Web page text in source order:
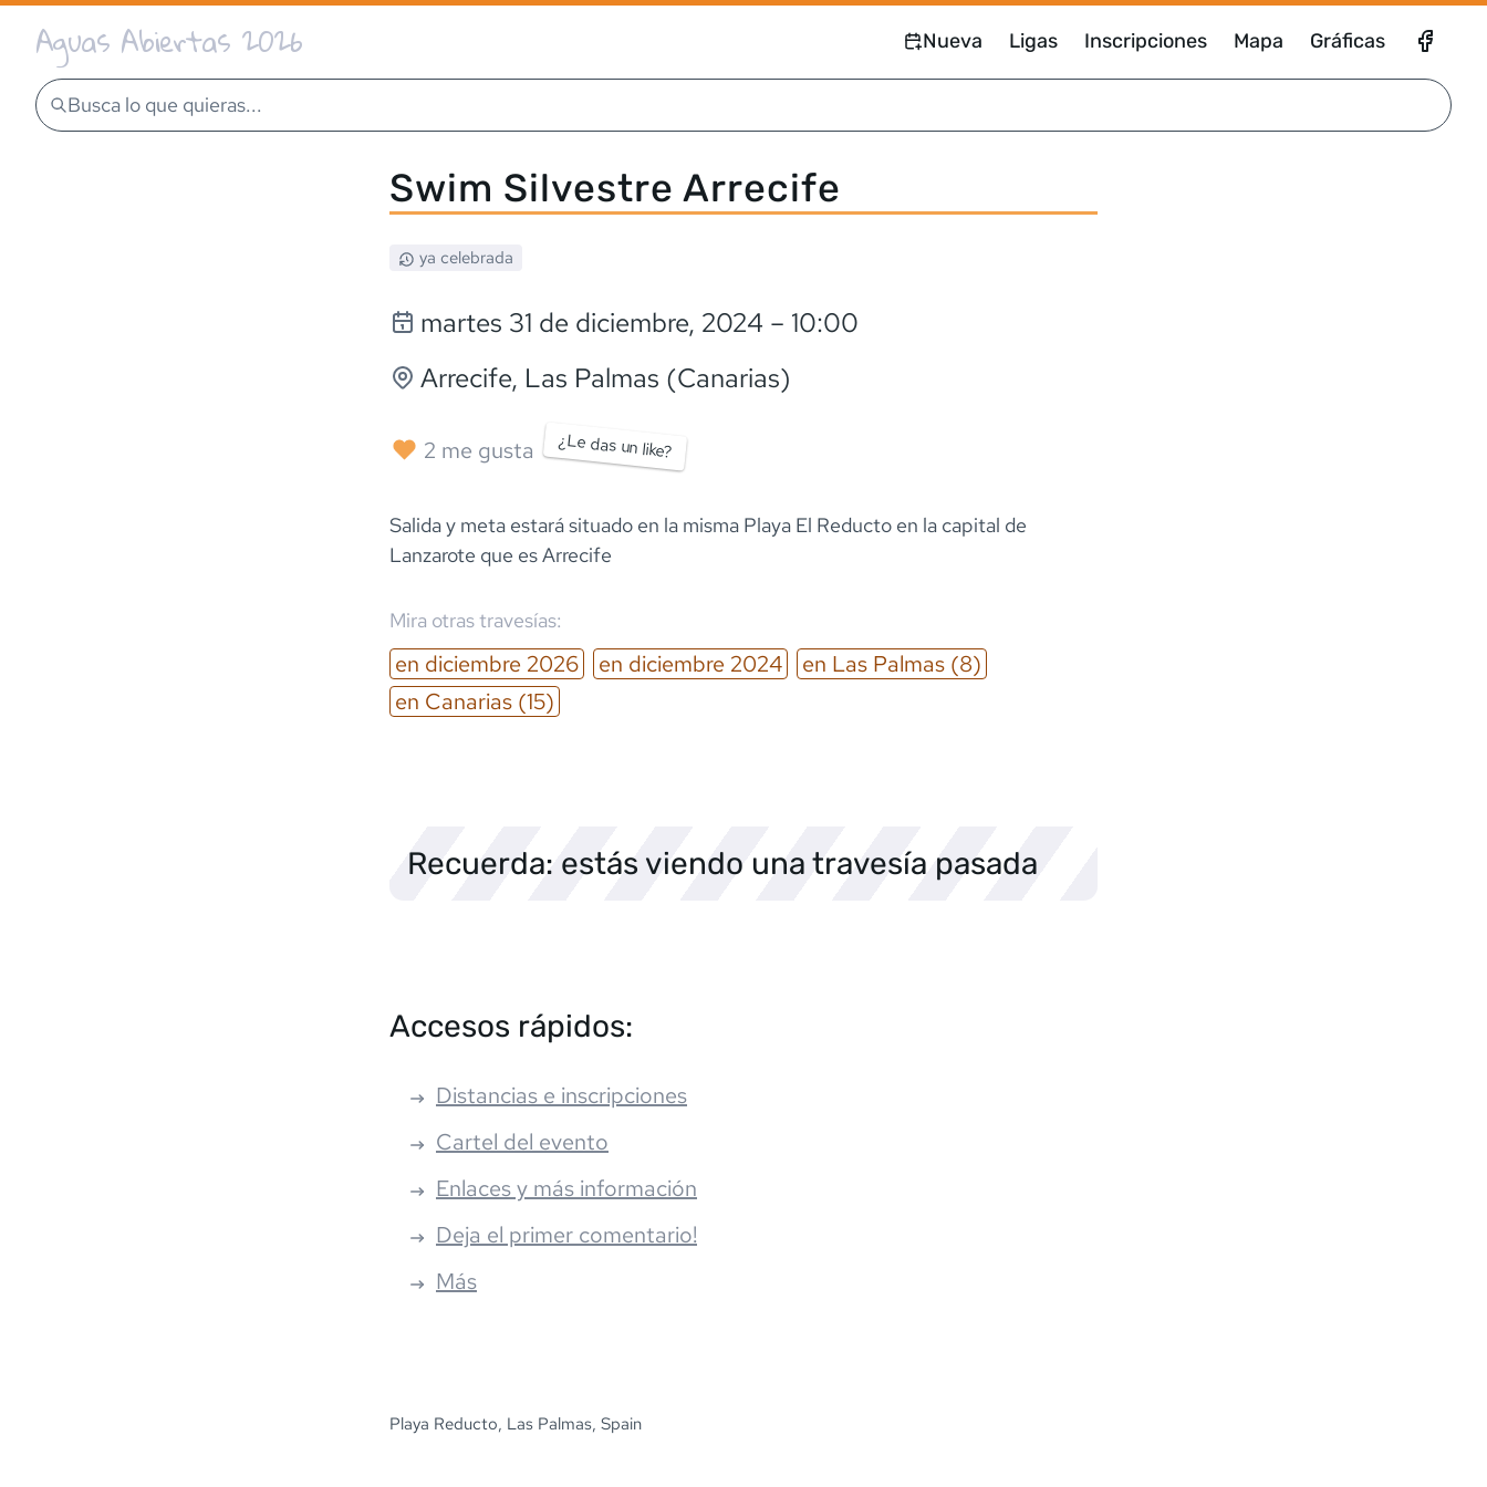
Aguas Abiertas 2026 Nueva Ligas Inscripciones Mapa Gráficas
Busca lo que quieras...
Swim Silvestre Arrecife
ya celebrada
martes 31 de diciembre, 2024 – 10:00
Arrecife, Las Palmas (Canarias)
2 me gusta ¿Le das un like?
Salida y meta estará situado en la misma Playa El Reducto en la capital de
Lanzarote que es Arrecife
Mira otras travesías:
en diciembre 2026 en diciembre 2024 en Las Palmas (8)
en Canarias (15)
Recuerda: estás viendo una travesía pasada
Accesos rápidos:
Distancias e inscripciones
Cartel del evento
Enlaces y más información
Deja el primer comentario!
Más
Playa Reducto, Las Palmas, Spain